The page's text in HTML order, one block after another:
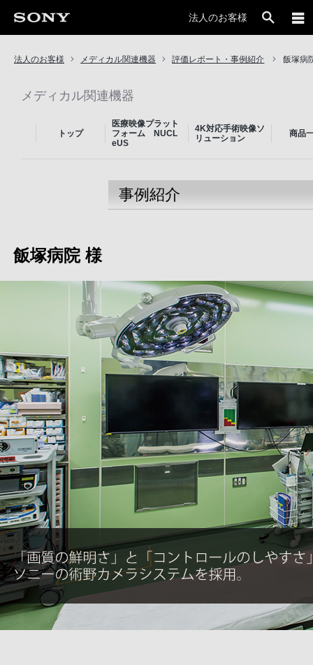
法人のお客様
法人のお客様 メディカル関連機器 評価レポート・事例紹介 飯塚病
メディカル関連機器
トップ
医療映像プラット
フォーム NUCL
eUS
4K対応手術映像ソ
リューション
商品
事例紹介
飯塚病院 様